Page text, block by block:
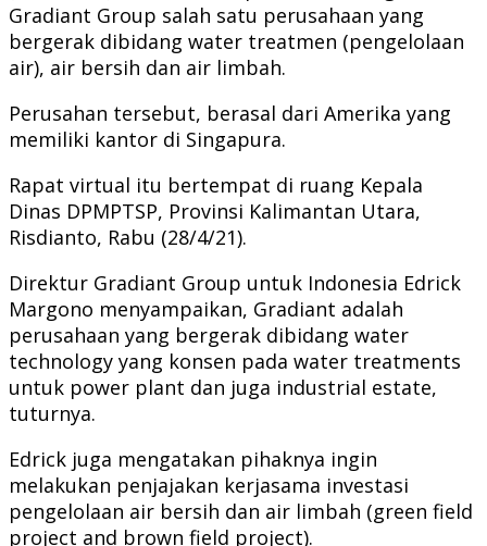
Gradiant Group salah satu perusahaan yang
bergerak dibidang water treatmen (pengelolaan
air), air bersih dan air limbah.
Perusahan tersebut, berasal dari Amerika yang
memiliki kantor di Singapura.
Rapat virtual itu bertempat di ruang Kepala
Dinas DPMPTSP, Provinsi Kalimantan Utara,
Risdianto, Rabu (28/4/21).
Direktur Gradiant Group untuk Indonesia Edrick
Margono menyampaikan, Gradiant adalah
perusahaan yang bergerak dibidang water
technology yang konsen pada water treatments
untuk power plant dan juga industrial estate,
tuturnya.
Edrick juga mengatakan pihaknya ingin
melakukan penjajakan kerjasama investasi
pengelolaan air bersih dan air limbah (green field
project and brown field project).